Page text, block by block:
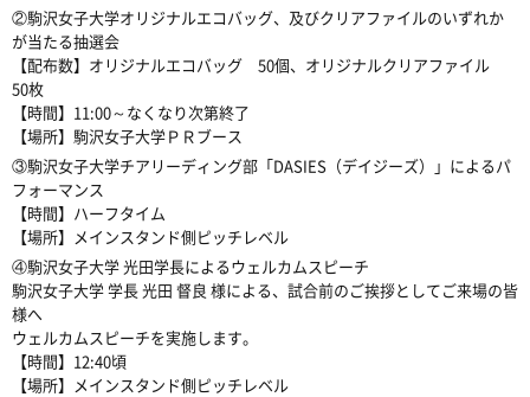
②駒沢女子大学オリジナルエコバッグ、及びクリアファイルのいずれか
が当たる抽選会
【配布数】オリジナルエコバッグ 50個、オリジナルクリアファイル
50枚
【時間】11:00～なくなり次第終了
【場所】駒沢女子大学ＰＲブース
③駒沢女子大学チアリーディング部「DASIES（デイジーズ）」によるパ
フォーマンス
【時間】ハーフタイム
【場所】メインスタンド側ピッチレベル
④駒沢女子大学 光田学長によるウェルカムスピーチ
駒沢女子大学 学長 光田 督良 様による、試合前のご挨拶としてご来場の皆
様へ
ウェルカムスピーチを実施します。
【時間】12:40頃
【場所】メインスタンド側ピッチレベル